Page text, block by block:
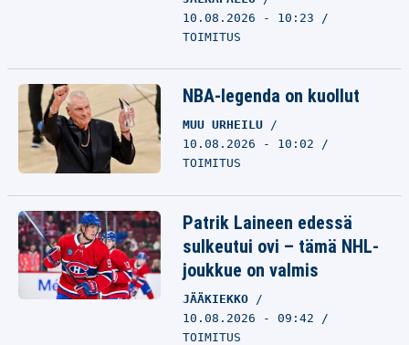
10.08.2026 - 10:23
TOIMITUS
NBA-legenda on kuollut
MUU URHEILU
10.08.2026 - 10:02
TOIMITUS
Patrik Laineen edessä
sulkeutui ovi – tämä NHL-
joukkue on valmis
JÄÄKIEKKO
10.08.2026 - 09:42
TOIMITUS